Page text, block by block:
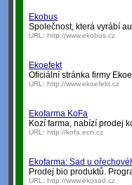
Ekobus
Společnost, která vyrábí
URL: http://www.ekobus.cz
Ekoefekt
Oficiální stránka firmy
URL: http://www.ekoefekt.cz
Ekofarma KoFa
Kozí farma, nabízí prodej
URL: http://kofa.ecn.cz
Ekofarma: Sad u
Prodej bio produktů.
URL: http://www.ekosad.cz